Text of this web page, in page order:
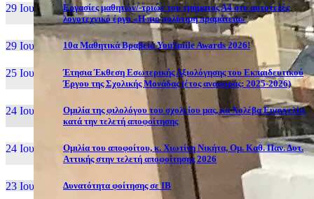
29 Ιουν, 26
Εργασίες μαθητών/-τριών του τμήματος Α4 στο αυτοτελές
λογοτεχνικό έργο «Η πιο πολύτιμη πραμάτεια»
29 Ιουν, 26 10α Μαθητικά Βραβεία YouSmile Awards 2026!
25 Ιουν, 26
Έτησια Έκθεση Εσωτερικής Αξιολόγησης του Εκπαιδευτικού
Έργου της Σχολικής Μονάδας (έτος αναφοράς: 2025-2026)
24 Ιουν, 26
Ομιλία της φιλολόγου του σχολείου μας, κα Χολέβα Ευαγγελία,
κατά την τελετή αποφοίτησης
24 Ιουν, 26
Ομιλία του αποφοίτου, κ. Χιωτίνη Νικήτα, Ομ. Καθ. Παν. Δυτ.
Αττικής στην τελετή αποφοίτησης 2026
23 Ιουν, 26 Δυνατότητα φοίτησης σε ΙΒ